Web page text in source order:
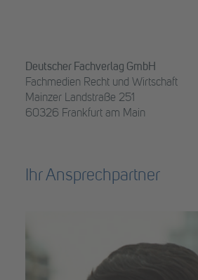
Deutscher Fachverlag GmbH
Fachmedien Recht und Wirtschaft
Mainzer Landstraße 251
60326 Frankfurt am Main
Ihr Ansprechpartner